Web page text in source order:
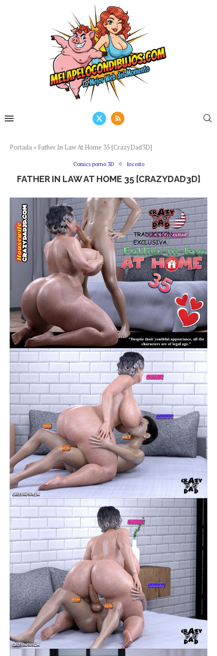
Portada » Father In Law At Home 35 [CrazyDad3D]
Comics porno 3D Incesto
FATHER IN LAW AT HOME 35 [CRAZYDAD3D]